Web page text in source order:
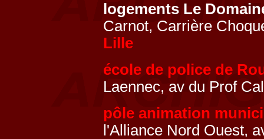
logements Le
Carnot, Carrière
Lille
école de police de
Laennec, av du Prof
pôle animation
l'Alliance Nord Ouest,